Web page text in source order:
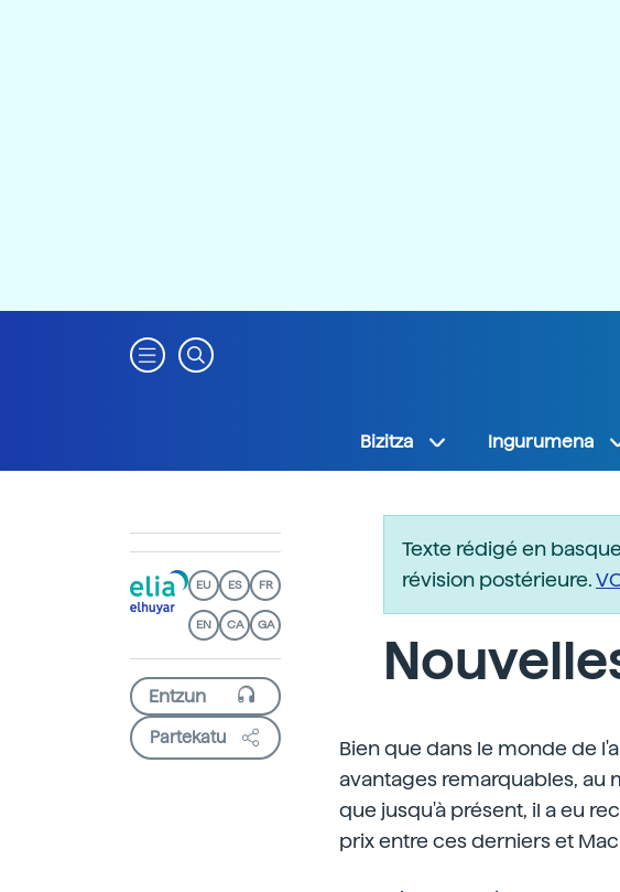
Bizitza Ingurumena
EU ES FR
EN CA GA
Partekatu
Texte rédigé en
révision postérieure.
Bien que dans le monde de
avantages remarquables, au
que jusqu'à présent, il a eu
prix entre ces derniers et